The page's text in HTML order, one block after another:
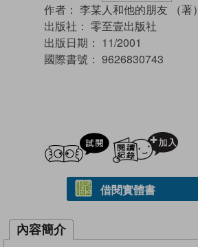
作者： 李某人和他的朋友 （著）
出版社： 零至壹出版社
出版日期： 11/2001
國際書號： 9626830743
試閲
借閱實體書
內容簡介